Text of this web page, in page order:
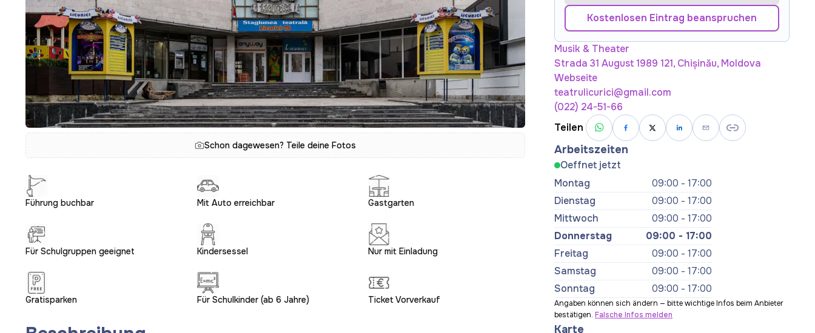
Schon dagewesen? Teile deine Fotos
Führung buchbar Mit Auto erreichbar Gastgarten
Für Schulgruppen geeignet Kindersessel Nur mit Einladung
Gratisparken Für Schulkinder (ab 6 Jahre) Ticket Vorverkauf
Kostenlosen Eintrag beanspruchen
Musik & Theater
Strada 31 August 1989 121, Chișinău, Moldova
Webseite
teatrulicurici@gmail.com
(022) 24-51-66
Teilen
Arbeitszeiten
Oeffnet jetzt
Montag
09:00 - 17:00
Dienstag
09:00 - 17:00
Mittwoch
09:00 - 17:00
Donnerstag
09:00 - 17:00
Freitag
09:00 - 17:00
Samstag
09:00 - 17:00
Sonntag
09:00 - 17:00
Angaben können sich ändern — bitte wichtige Infos beim Anbieter
bestätigen. Falsche Infos melden
Karte